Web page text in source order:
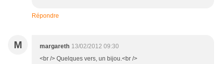
Répondre
M margareth 13/02/2012 09:30
<br /> Quelques vers, un bijou.<br />